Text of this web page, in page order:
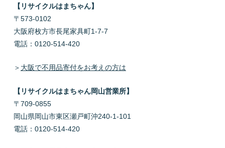
【リサイクルはまちゃん】
〒573-0102
大阪府枚方市長尾家具町1-7-7
電話：0120-514-420
＞ 大阪で不用品寄付をお考えの方は
【リサイクルはまちゃん岡山営業所】
〒709-0855
岡山県岡山市東区瀬戸町沖240-1-101
電話：0120-514-420